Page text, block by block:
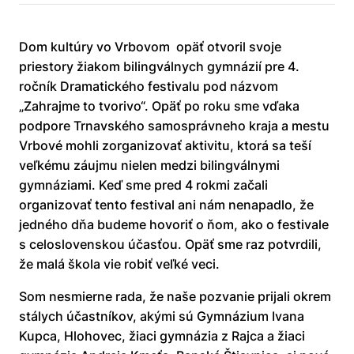
Dom kultúry vo Vrbovom opäť otvoril svoje
priestory žiakom bilingválnych gymnázií pre 4.
ročník Dramatického festivalu pod názvom
„Zahrajme to tvorivo“. Opäť po roku sme vďaka
podpore Trnavského samosprávneho kraja a mestu
Vrbové mohli zorganizovať aktivitu, ktorá sa teší
veľkému záujmu nielen medzi bilingválnymi
gymnáziami. Keď sme pred 4 rokmi začali
organizovať tento festival ani nám nenapadlo, že
jedného dňa budeme hovoriť o ňom, ako o festivale
s celoslovenskou účasťou. Opäť sme raz potvrdili,
že malá škola vie robiť veľké veci.
Som nesmierne rada, že naše pozvanie prijali okrem
stálych účastníkov, akými sú Gymnázium Ivana
Kupca, Hlohovec, žiaci gymnázia z Rajca a žiaci